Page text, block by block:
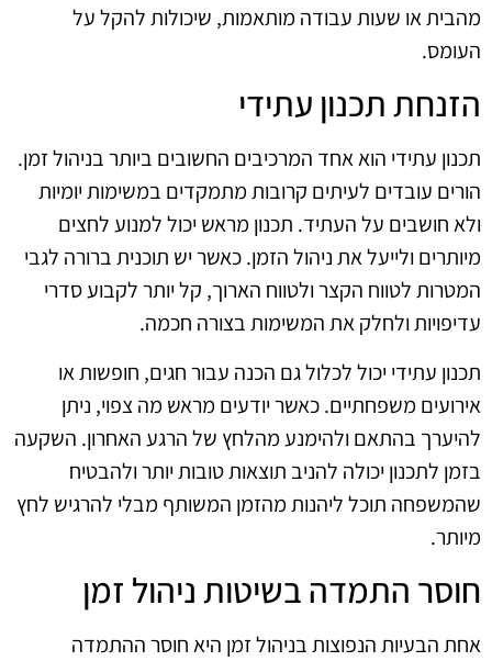
מהבית או שעות עבודה מותאמות, שיכולות להקל על
העומס.
הזנחת תכנון עתידי
תכנון עתידי הוא אחד המרכיבים החשובים ביותר בניהול זמן.
הורים עובדים לעיתים קרובות מתמקדים במשימות יומיות
ולא חושבים על העתיד. תכנון מראש יכול למנוע לחצים
מיותרים ולייעל את ניהול הזמן. כאשר יש תוכנית ברורה לגבי
המטרות לטווח הקצר ולטווח הארוך, קל יותר לקבוע סדרי
עדיפויות ולחלק את המשימות בצורה חכמה.
תכנון עתידי יכול לכלול גם הכנה עבור חגים, חופשות או
אירועים משפחתיים. כאשר יודעים מראש מה צפוי, ניתן
להיערך בהתאם ולהימנע מהלחץ של הרגע האחרון. השקעה
בזמן לתכנון יכולה להניב תוצאות טובות יותר ולהבטיח
שהמשפחה תוכל ליהנות מהזמן המשותף מבלי להרגיש לחץ
מיותר.
חוסר התמדה בשיטות ניהול זמן
אחת הבעיות הנפוצות בניהול זמן היא חוסר ההתמדה